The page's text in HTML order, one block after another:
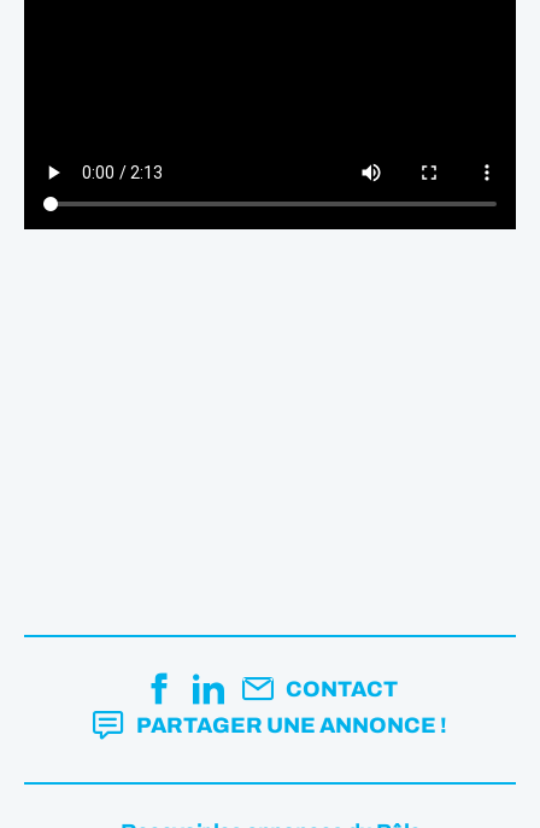
CONTACT
PARTAGER UNE ANNONCE !